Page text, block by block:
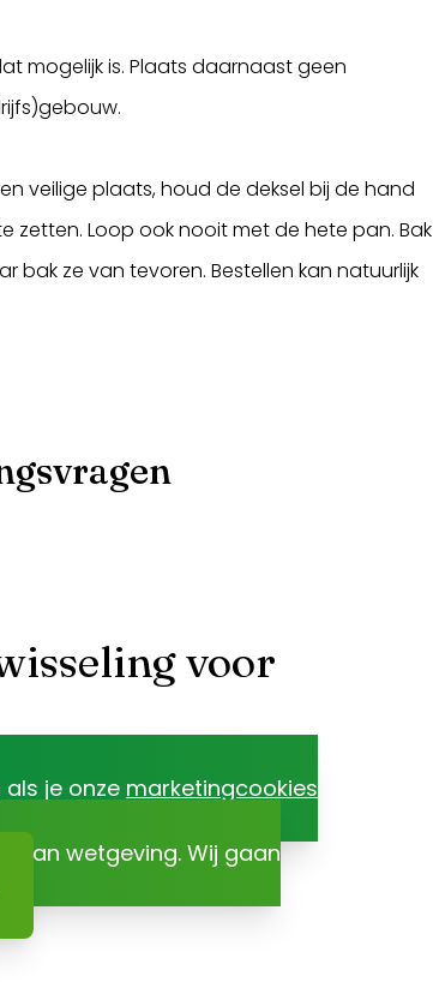
mogelijk is. Plaats daarnaast geen
veilige plaats, houd de deksel bij de hand
Loop ook nooit met de hete pan. Bak
bak ze van tevoren. Bestellen kan natuurlijk
voor
als je onze marketingcookies
van wetgeving. Wij gaan